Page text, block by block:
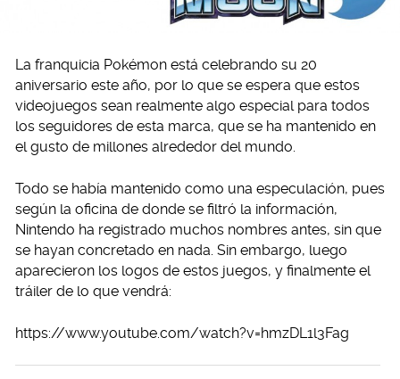
La franquicia Pokémon está celebrando su 20
aniversario este año, por lo que se espera que estos
videojuegos sean realmente algo especial para todos
los seguidores de esta marca, que se ha mantenido en
el gusto de millones alrededor del mundo.
Todo se había mantenido como una especulación, pues
según la oficina de donde se filtró la información,
Nintendo ha registrado muchos nombres antes, sin que
se hayan concretado en nada. Sin embargo, luego
aparecieron los logos de estos juegos, y finalmente el
tráiler de lo que vendrá:
https://www.youtube.com/watch?v=hmzDL1l3Fag